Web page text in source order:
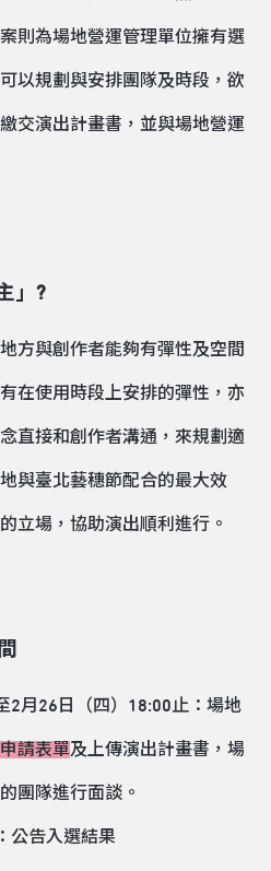
則為場地營運管理單位擁有選
以規劃與安排團隊及時段，欲
交演出計畫書，並與場地營運
」?
方與創作者能夠有彈性及空間
在使用時段上安排的彈性，亦
直接和創作者溝通，來規劃適
與臺北藝穗節配合的最大效
立場，協助演出順利進行。
2月26日（四）18:00止：場地
申請表單及上傳演出計畫書，場
團隊進行面談。
公告入選結果